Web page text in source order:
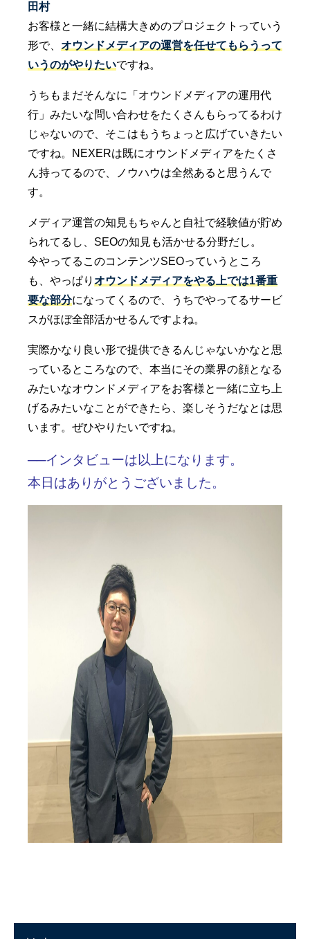
田村
お客様と一緒に結構大きめのプロジェクトっていう
形で、 オウンドメディアの運営を任せてもらうって
いうのがやりたいですね。
うちもまだそんなに「オウンドメディアの運用代
行」みたいな問い合わせをたくさんもらってるわけ
じゃないので、そこはもうちょっと広げていきたい
ですね。NEXERは既にオウンドメディアをたくさ
ん持ってるので、ノウハウは全然あると思うんで
す。
メディア運営の知見もちゃんと自社で経験値が貯め
られてるし、SEOの知見も活かせる分野だし。
今やってるこのコンテンツSEOっていうところ
も、やっぱり オウンドメディアをやる上では1番重
要な部分になってくるので、うちでやってるサービ
スがほぼ全部活かせるんですよね。
実際かなり良い形で提供できるんじゃないかなと思
っているところなので、本当にその業界の顔となる
みたいなオウンドメディアをお客様と一緒に立ち上
げるみたいなことができたら、楽しそうだなとは思
います。ぜひやりたいですね。
──インタビューは以上になります。
本日はありがとうございました。